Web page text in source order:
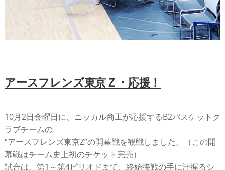
アースフレンズ東京Ｚ・応援！
10月2日金曜日に、ニッカル商工が応援するB2バスケットク
ラブチームの
“アースフレンズ東京Z”の開幕戦を観戦しました。（この開
幕戦はチーム史上初のチケット完売）
試合は、第1～第4ピリオドまで、終始接戦の手に汗握るシ